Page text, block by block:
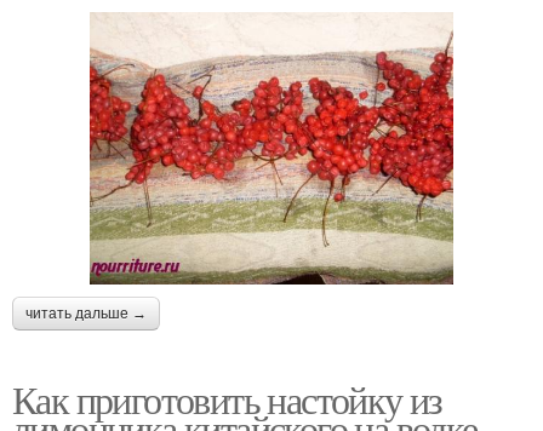
читать дальше →
Как приготовить настойку из